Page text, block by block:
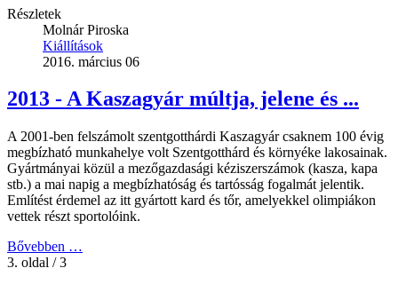
Részletek
Molnár Piroska
Kiállítások
2016. március 06
2013 - A Kaszagyár múltja, jelene és ...
A 2001-ben felszámolt szentgotthárdi Kaszagyár csaknem 100 évig
megbízható munkahelye volt Szentgotthárd és környéke lakosainak.
Gyártmányai közül a mezőgazdasági kéziszerszámok (kasza, kapa
stb.) a mai napig a megbízhatóság és tartósság fogalmát jelentik.
Említést érdemel az itt gyártott kard és tőr, amelyekkel olimpiákon
vettek részt sportolóink.
Bővebben …
3. oldal / 3